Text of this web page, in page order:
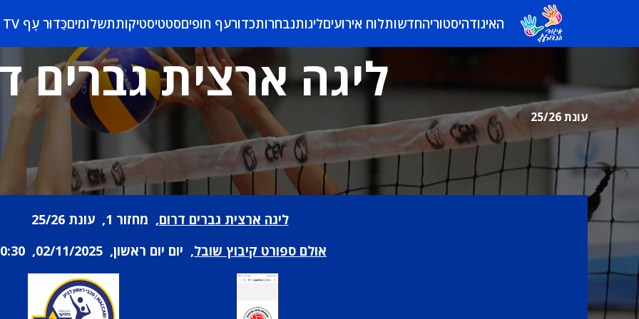
האיגודהיסטוריהחדשותלוח אירועיםליגותנבחרותכדורעף חופיםסטטיסטיקותתשלומיםכַּדוּר עָף TV
ליגה ארצית גברים
עונת 25/26
ליגה ארצית גברים דרום, מחזור 1, עונת 25/26
אולם ספורט קיבוץ שובל, יום יום ראשון, 02/11/2025, 20:30